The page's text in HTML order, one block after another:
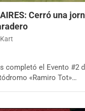
Cerró una
completó el Evento #2
«Ramiro Tot»…